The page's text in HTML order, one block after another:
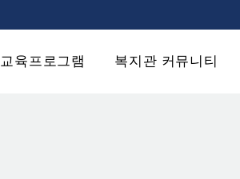
교육프로그램 복지관 커뮤니티